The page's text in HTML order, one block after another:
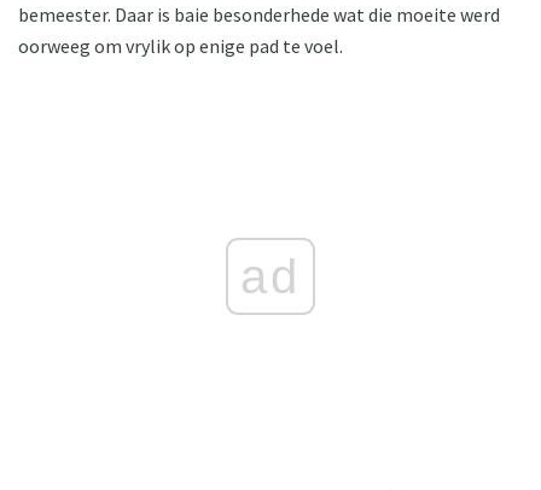
bemeester. Daar is baie besonderhede wat die moeite werd
oorweeg om vrylik op enige pad te voel.
ad